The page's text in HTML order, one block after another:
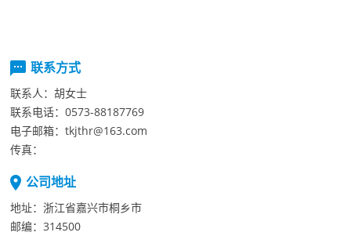
联系方式
联系人： 胡女士
联系电话： 0573-88187769
电子邮箱： tkjthr@163.com
传真：
公司地址
地址： 浙江省嘉兴市桐乡市
邮编： 314500